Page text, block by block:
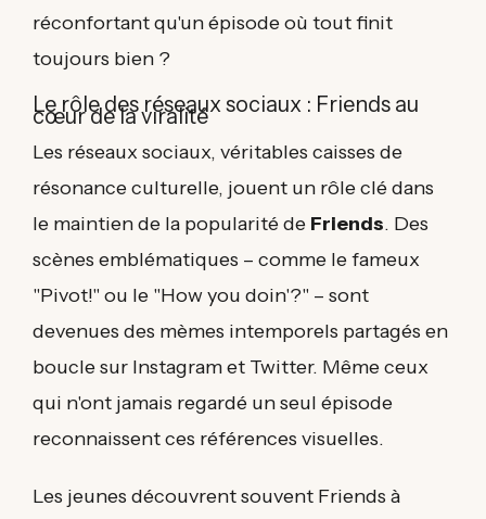
réconfortant qu'un épisode où tout finit
toujours bien ?
Le rôle des réseaux sociaux : Friends au
cœur de la viralité
Les réseaux sociaux, véritables caisses de
résonance culturelle, jouent un rôle clé dans
le maintien de la popularité de Friends. Des
scènes emblématiques – comme le fameux
"Pivot!" ou le "How you doin'?" – sont
devenues des mèmes intemporels partagés en
boucle sur Instagram et Twitter. Même ceux
qui n'ont jamais regardé un seul épisode
reconnaissent ces références visuelles.
Les jeunes découvrent souvent Friends à